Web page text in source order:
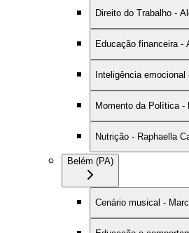
Direito do Trabalho -
Educação financeira -
Inteligência
Momento da Política -
Nutrição - Raphaella
Belém (PA)
Cenário musical -